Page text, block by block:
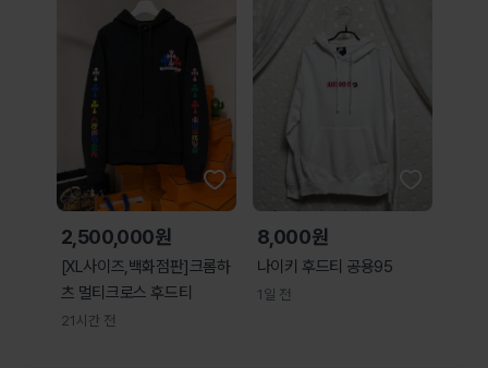
2,500,000원
[XL사이즈,백화점판]크롬하
츠 멀티크로스 후드티
21시간 전
8,000원
나이키 후드티 공용95
1일 전